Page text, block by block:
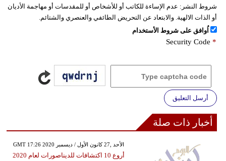
شروط النشر: عدم الإساءة للكاتب أو للأشخاص أو للمقدسات أو مهاجمة الأديان
أو الذات الالهية. والابتعاد عن التحريض الطائفي والعنصري والشتائم.
اُوافق على شروط الأستخدام
Security Code *
أرسل التعليق
أخبار ذات صلة
GMT 17:26 2020 الأحد ,27 كانون الأول / ديسمبر
أروع 10 اكتشافات للديناصورات لعام 2020